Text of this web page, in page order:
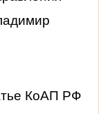
КоАП РФ